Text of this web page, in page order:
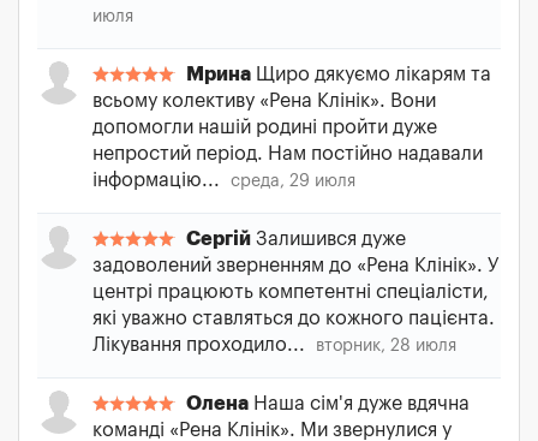
июля
Мрина Щиро дякуємо лікарям та
всьому колективу «Рена Клінік». Вони
допомогли нашій родині пройти дуже
непростий період. Нам постійно надавали
інформацію...
среда, 29 июля
Сергій Залишився дуже
задоволений зверненням до «Рена Клінік». У
центрі працюють компетентні спеціалісти,
які уважно ставляться до кожного пацієнта.
Лікування проходило...
вторник, 28 июля
Олена Наша сім'я дуже вдячна
команді «Рена Клінік». Ми звернулися у